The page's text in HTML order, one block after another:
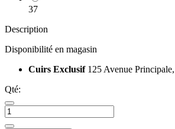
37
Description
Disponibilité en magasin
Cuirs Exclusif 125 Avenue
Qté: